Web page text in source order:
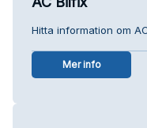
Hitta information om
Mer info